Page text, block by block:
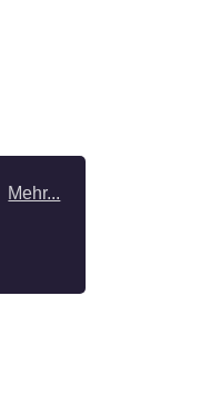
Mehr...